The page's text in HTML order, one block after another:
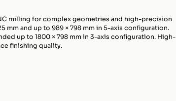
milling for complex geometries and high-precision
and up to 989 × 798 mm in 5-axis configuration.
up to 1800 × 798 mm in 3-axis configuration. High-
finishing quality.